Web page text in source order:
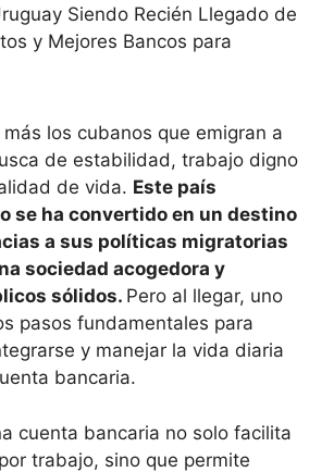
Siendo Recién Llegado de
y Mejores Bancos para
los cubanos que emigran a
de estabilidad, trabajo digno
de vida. Este país
se ha convertido en un destino
a sus políticas migratorias
sociedad acogedora y
sólidos. Pero al llegar, uno
pasos fundamentales para
y manejar la vida diaria
bancaria.
cuenta bancaria no solo facilita
trabajo, sino que permite